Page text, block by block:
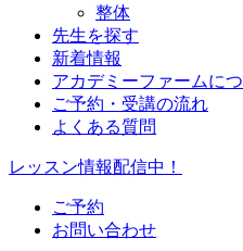
整体
先生を探す
新着情報
アカデミーファームに
ご予約・受講の流れ
よくある質問
レッスン情報配信中！
ご予約
お問い合わせ